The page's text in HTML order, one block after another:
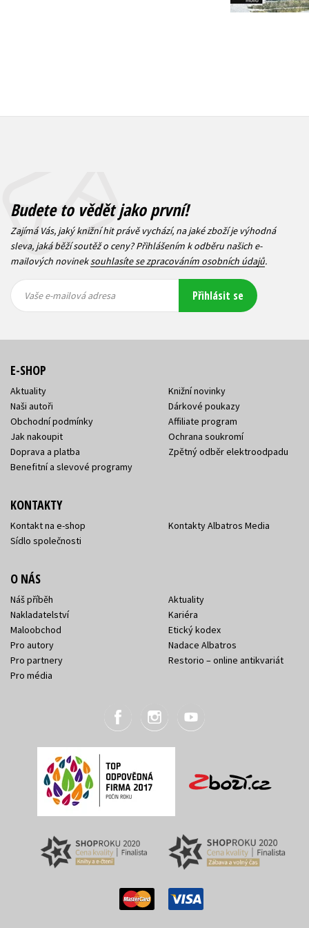
Budete to vědět jako první!
Zajímá Vás, jaký knižní hit právě vychází, na jaké zboží je výhodná
sleva, jaká běží soutěž o ceny? Přihlášením k odběru našich e-
mailových novineksouhlasíte se zpracováním osobních údajů.
mailová
mailová
Vaše e-mailová adresa Přihlásit se
E-SHOP
Aktuality
Naši autoři
Obchodní podmínky
Jak nakoupit
Doprava a platba
Benefitní a slevové programy
Knižní novinky
Dárkové poukazy
Affiliate program
Ochrana soukromí
Zpětný odběr elektroodpadu
KONTAKTY
Kontakt na e-shop
Sídlo společnosti
Kontakty Albatros Media
O NÁS
Náš příběh
Nakladatelství
Maloobchod
Pro autory
Pro partnery
Pro média
Aktuality
Kariéra
Etický kodex
Nadace Albatros
Restorio – online antikvariát